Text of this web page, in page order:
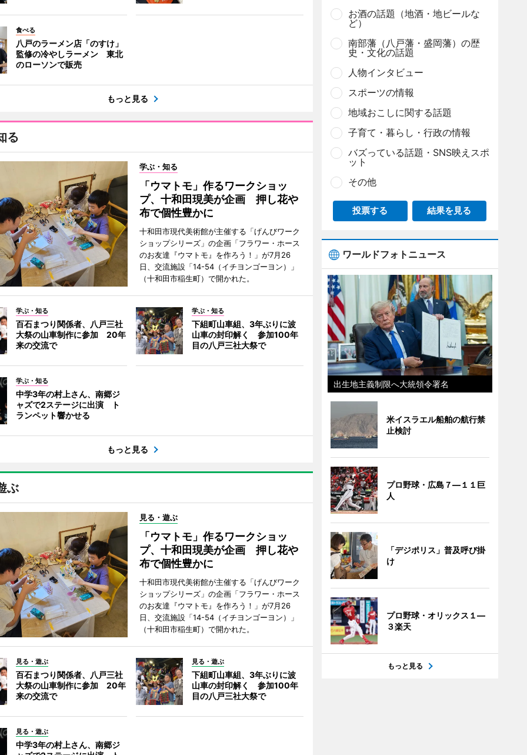
食べる
八戸のラーメン店「のすけ」
監修の冷やしラーメン 東北
のローソンで販売
もっと見る
る
学ぶ・知る
「ウマトモ」作るワークショッ
プ、十和田現美が企画 押し花や
布で個性豊かに
十和田市現代美術館が主催する「げんびワーク
ショップシリーズ」の企画「フラワー・ホース
のお友達『ウマトモ』を作ろう！」が7月26
日、交流施設「14-54（イチヨンゴーヨン）」
（十和田市稲生町）で開かれた。
学ぶ・知る
百石まつり関係者、八戸三社
大祭の山車制作に参加 20年
来の交流で
学ぶ・知る
下組町山車組、3年ぶりに波
山車の封印解く 参加100年
目の八戸三社大祭で
学ぶ・知る
中学3年の村上さん、南郷ジ
ャズで2ステージに出演 ト
ランペット響かせる
もっと見る
ぶ
見る・遊ぶ
「ウマトモ」作るワークショッ
プ、十和田現美が企画 押し花や
布で個性豊かに
十和田市現代美術館が主催する「げんびワーク
ショップシリーズ」の企画「フラワー・ホース
のお友達『ウマトモ』を作ろう！」が7月26
日、交流施設「14-54（イチヨンゴーヨン）」
（十和田市稲生町）で開かれた。
見る・遊ぶ
百石まつり関係者、八戸三社
大祭の山車制作に参加 20年
来の交流で
見る・遊ぶ
下組町山車組、3年ぶりに波
山車の封印解く 参加100年
目の八戸三社大祭で
見る・遊ぶ
中学3年の村上さん、南郷ジ
お酒の話題（地酒・地ビールな
ど）
南部藩（八戸藩・盛岡藩）の歴
史・文化の話題
人物インタビュー
スポーツの情報
地域おこしに関する話題
子育て・暮らし・行政の情報
バズっている話題・SNS映えスポ
ット
その他
投票する 結果を見る
ワールドフォトニュース
出生地主義制限へ大統領令署名
米イスラエル船舶の航行禁
止検討
プロ野球・広島７―１１巨
人
「デジポリス」普及呼び掛
け
プロ野球・オリックス１―
３楽天
もっと見る